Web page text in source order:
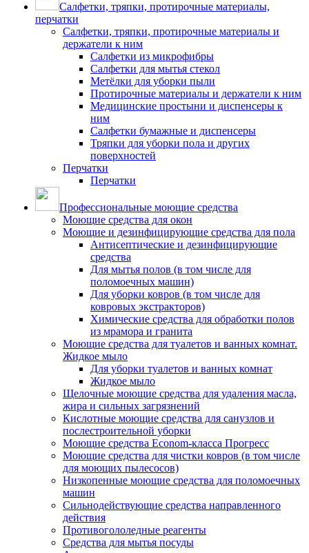
Салфетки, тряпки, протирочные материалы,
перчатки
Салфетки, тряпки, протирочные материалы и
держатели к ним
Салфетки из микрофибры
Салфетки для мытья стекол
Метёлки для уборки пыли
Протирочные материалы и держатели к ним
Медицинские простыни и диспенсеры к
ним
Салфетки бумажные и диспенсеры
Тряпки для уборки пола и других
поверхностей
Перчатки
Перчатки
Профессиональные моющие средства
Моющие средства для окон
Моющие и дезинфицирующие средства для пола
Антисептические и дезинфицирующие
средства
Для мытья полов (в том числе для
поломоечных машин)
Для уборки ковров (в том числе для
ковровых экстракторов)
Химические средства для обработки полов
из мрамора и гранита
Моющие средства для туалетов и ванных комнат.
Жидкое мыло
Для уборки туалетов и ванных комнат
Жидкое мыло
Щелочные моющие средства для удаления масла,
жира и сильных загрязнений
Кислотные моющие средства для санузлов и
послестроительной уборки
Моющие средства Econom-класса Прогресс
Моющие средства для чистки ковров (в том числе
для моющих пылесосов)
Низкопенные моющие средства для поломоечных
машин
Сильнодействующие средства направленного
действия
Противогололедные реагенты
Средства для мытья посуды